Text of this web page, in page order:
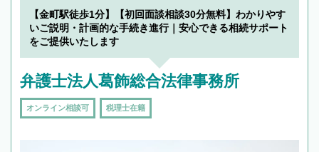
【金町駅徒歩1分】【初回面談相談30分無料】わかりやす
いご説明・計画的な手続き進行｜安心できる相続サポート
をご提供いたします
弁護士法人葛飾総合法律事務所
オンライン相談可 税理士在籍